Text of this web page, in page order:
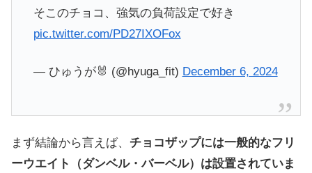
そこのチョコ、強気の負荷設定で好き
pic.twitter.com/PD27IXOFox
— ひゅうが🐰 (@hyuga_fit) December 6, 2024
まず結論から言えば、 チョコザップには一般的なフリ
ーウエイト（ダンベル・バーベル）は設置されていま